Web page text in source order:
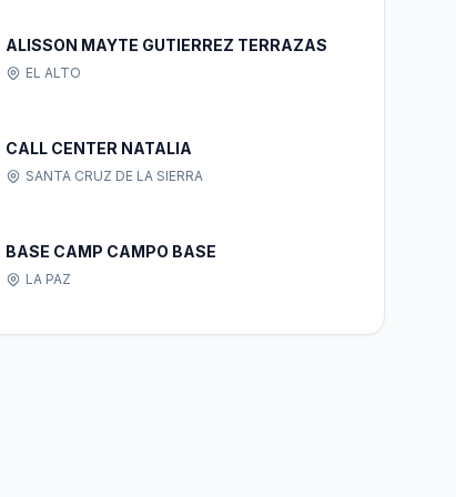
ALISSON MAYTE GUTIERREZ TERRAZAS
EL ALTO
CALL CENTER NATALIA
SANTA CRUZ DE LA SIERRA
BASE CAMP CAMPO BASE
LA PAZ